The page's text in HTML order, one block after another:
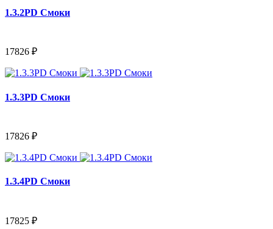
1.3.2PD Смоки
17826 ₽
1.3.3PD Смоки
17826 ₽
1.3.4PD Смоки
17825 ₽